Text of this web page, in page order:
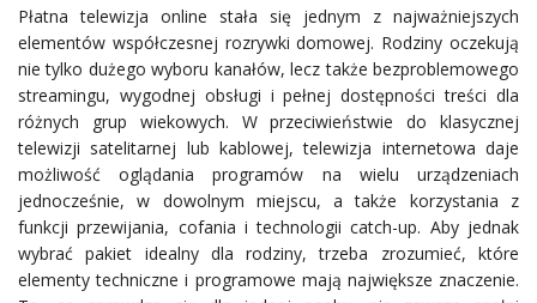
Płatna telewizja online stała się jednym z najważniejszych
elementów współczesnej rozrywki domowej. Rodziny oczekują
nie tylko dużego wyboru kanałów, lecz także bezproblemowego
streamingu, wygodnej obsługi i pełnej dostępności treści dla
różnych grup wiekowych. W przeciwieństwie do klasycznej
telewizji satelitarnej lub kablowej, telewizja internetowa daje
możliwość oglądania programów na wielu urządzeniach
jednocześnie, w dowolnym miejscu, a także korzystania z
funkcji przewijania, cofania i technologii catch-up. Aby jednak
wybrać pakiet idealny dla rodziny, trzeba zrozumieć, które
elementy techniczne i programowe mają największe znaczenie.